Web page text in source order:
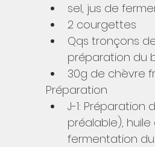
sel, jus de
2 courgettes
Qqs tronçons
préparation du
30g de chèvre
Préparation
J-1:
préalable),
fermentation du